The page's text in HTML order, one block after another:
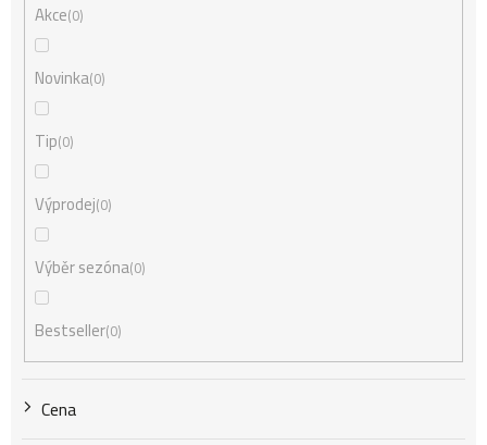
d
Akce 0
Novinka 0
Tip 0
Výprodej 0
Výběr sezóna 0
Bestseller 0
Cena